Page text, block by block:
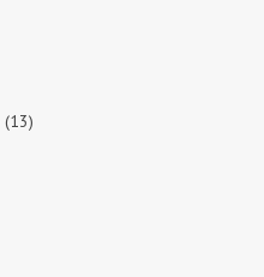
(13)